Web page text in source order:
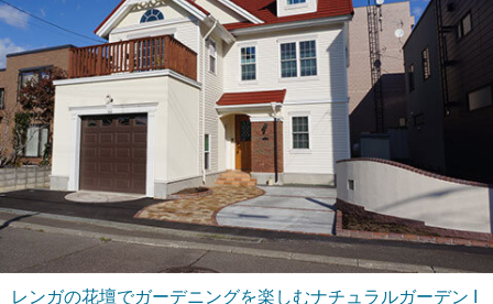
レンガの花壇でガーデニングを楽しむナチュラルガーデン I